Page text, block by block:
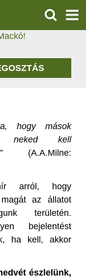
KERESÉS
MACKÓ!
hogy mások
neked kell
” (A.A.Milne:
arról, hogy
az állatot
területén.
bejelentést
ha kell, akkor
észlelünk,